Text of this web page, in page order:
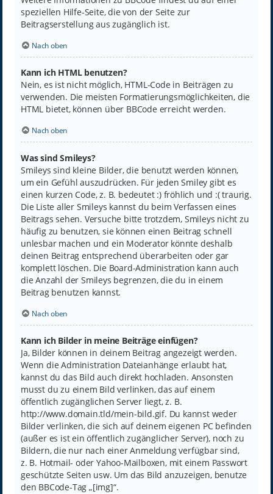
speziellen Hilfe-Seite, die von der Seite zur
Beitragserstellung aus zugänglich ist.
Nach oben
Kann ich HTML benutzen?
Nein, es ist nicht möglich, HTML-Code in Beiträgen zu
verwenden. Die meisten Formatierungsmöglichkeiten, die
HTML bietet, können über BBCode erreicht werden.
Nach oben
Was sind Smileys?
Smileys sind kleine Bilder, die benutzt werden können,
um ein Gefühl auszudrücken. Für jeden Smiley gibt es
einen kurzen Code, z. B. bedeutet :) fröhlich und :( traurig.
Die Liste aller Smileys kannst du beim Verfassen eines
Beitrags sehen. Versuche bitte trotzdem, Smileys nicht zu
häufig zu benutzen, sie können einen Beitrag schnell
unlesbar machen und ein Moderator könnte deshalb
deinen Beitrag entsprechend überarbeiten oder gar
komplett löschen. Die Board-Administration kann auch
die Anzahl der Smileys begrenzen, die du in einem
Beitrag benutzen kannst.
Nach oben
Kann ich Bilder in meine Beiträge einfügen?
Ja, Bilder können in deinem Beitrag angezeigt werden.
Wenn die Administration Dateianhänge erlaubt hat,
kannst du das Bild auch direkt hochladen. Ansonsten
musst du zu einem Bild verlinken, das auf einem
öffentlich zugänglichen Server liegt, z. B.
http://www.domain.tld/mein-bild.gif. Du kannst weder
Bilder verlinken, die sich auf deinem eigenen PC befinden
(außer es ist ein öffentlich zugänglicher Server), noch zu
Bildern, die nur nach einer Anmeldung verfügbar sind,
z. B. Hotmail- oder Yahoo-Mailboxen, mit einem Passwort
geschützte Seiten usw. Um das Bild anzuzeigen, benutze
den BBCode-Tag „[img]“.